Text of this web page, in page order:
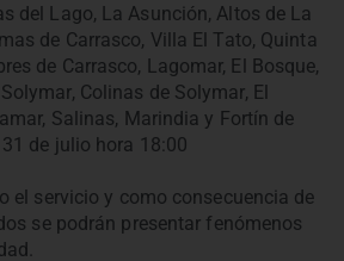
del Lago, La Asunción, Altos de La
de Carrasco, Villa El Tato, Quinta
de Carrasco, Lagomar, El Bosque,
Colinas de Solymar, El
Salinas, Marindia y Fortín de
de julio hora 18:00
el servicio y como consecuencia de
se podrán presentar fenómenos